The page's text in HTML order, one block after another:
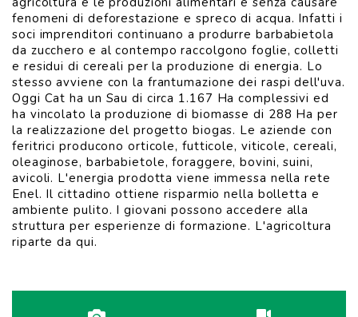
fenomeni di deforestazione e spreco di acqua. Infatti i
soci imprenditori continuano a produrre barbabietola
da zucchero e al contempo raccolgono foglie, colletti
e residui di cereali per la produzione di energia. Lo
stesso avviene con la frantumazione dei raspi dell'uva.
Oggi Cat ha un Sau di circa 1.167 Ha complessivi ed
ha vincolato la produzione di biomasse di 288 Ha per
la realizzazione del progetto biogas. Le aziende con
feritrici producono orticole, futticole, viticole, cereali,
oleaginose, barbabietole, foraggere, bovini, suini,
avicoli. L'energia prodotta viene immessa nella rete
Enel. Il cittadino ottiene risparmio nella bolletta e
ambiente pulito. I giovani possono accedere alla
struttura per esperienze di formazione. L'agricoltura
riparte da qui.
VISUALIZZA